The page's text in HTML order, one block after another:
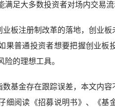
满足大多数投资者对场内交易流
业板注册制改革的落地，创业
果普通投资者想要把握创业板
险的理想工具。
数基金存在跟踪误差，本文内
细阅读《招募说明书》、《基